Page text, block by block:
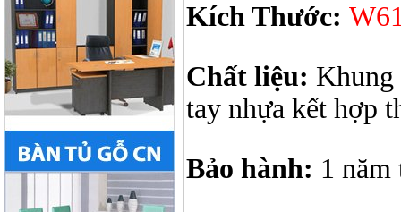
Kích Thước:
Chất liệu: Khung
tay nhựa kết hợp
Bảo hành: 1 năm